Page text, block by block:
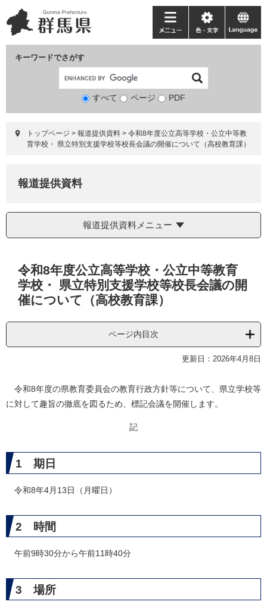
ー
ジ
ニ
ュ
て
キーワードでさがす
検
象
すべて ページ PDF
メ
ニ
ー
色・
文
language
トップページ > 報道提供資料 > 令和8年度公立高等学校・公立中等教
育学校・ 県立特別支援学校等校長会議の開催について（高校教育課）
報道提供資料
報道提供資料メニュー
令和8年度公立高等学校・公立中等教育
学校・ 県立特別支援学校等校長会議の開
催について（高校教育課）
ページ内目次
更新日：2026年4月8日
令和8年度の県教育委員会の教育行政方針等について、県立学校等
に対して趣旨の徹底を図るため、標記会議を開催します。
記
1 期日
令和8年4月13日（月曜日）
2 時間
午前9時30分から午前11時40分
3 場所